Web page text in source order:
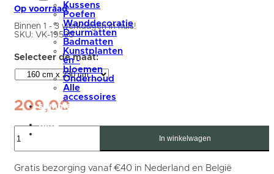
Kussens
Poefen
Wanddecoratie
Deurmatten
Badmatten
Kunstplanten
en -
bloemen
Onderhoud
Alle
accessoires
summer
blog
Op voorraad
Binnen 1 - 3 werkdagen in huis!
SKU: VK-19530
209,00
Milano
x
In winkelwagen
Gratis bezorging vanaf €40 in Nederland en België